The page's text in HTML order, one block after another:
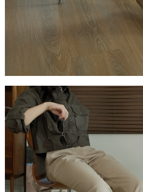
４．使用「AFTEE先享後付」時，將依據個別帳
時審查核予不同之上限額度；若仍有額度不足之情
請求用戶進行身份認證。
５．嚴禁一人註冊多個帳號或使用他人資訊註冊
恩沛科技股份有限公司將有權停止該用戶之使用額